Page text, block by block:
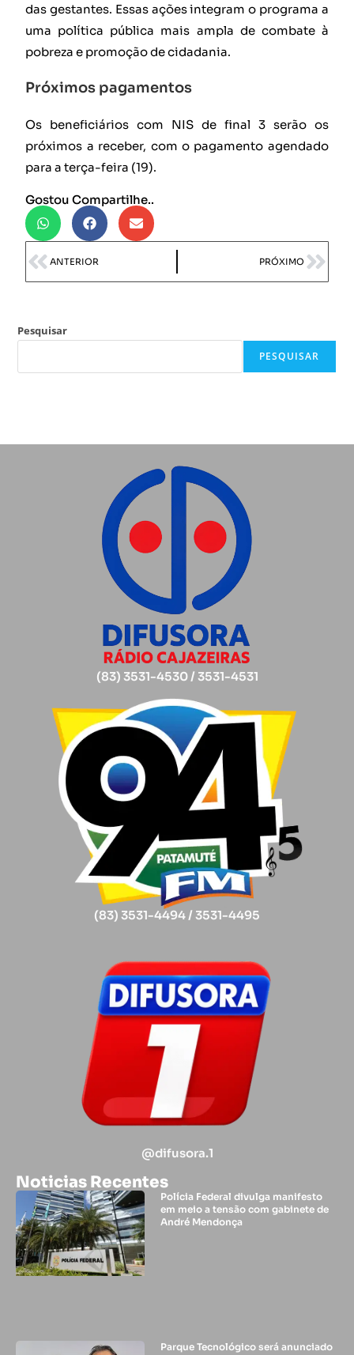
das gestantes. Essas ações integram o programa a
uma política pública mais ampla de combate à
pobreza e promoção de cidadania.
Próximos pagamentos
Os beneficiários com NIS de final 3 serão os
próximos a receber, com o pagamento agendado
para a terça-feira (19).
Gostou Compartilhe..
ANTERIOR PRÓXIMO
Pesquisar
PESQUISAR
(83) 3531-4530 / 3531-4531
(83) 3531-4494 / 3531-4495
@difusora.1
Noticias Recentes
Polícia Federal divulga manifesto
em meio a tensão com gabinete de
André Mendonça
Parque Tecnológico será anunciado